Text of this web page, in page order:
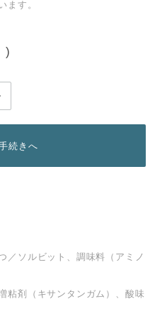
ます。
)
続きへ
／ソルビット、調味料（アミノ
粘剤（キサンタンガム）、酸味